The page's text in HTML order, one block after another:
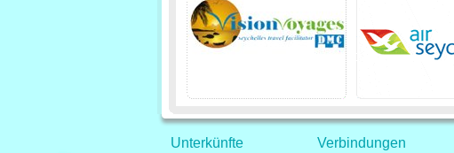
Unterkünfte Verbindungen